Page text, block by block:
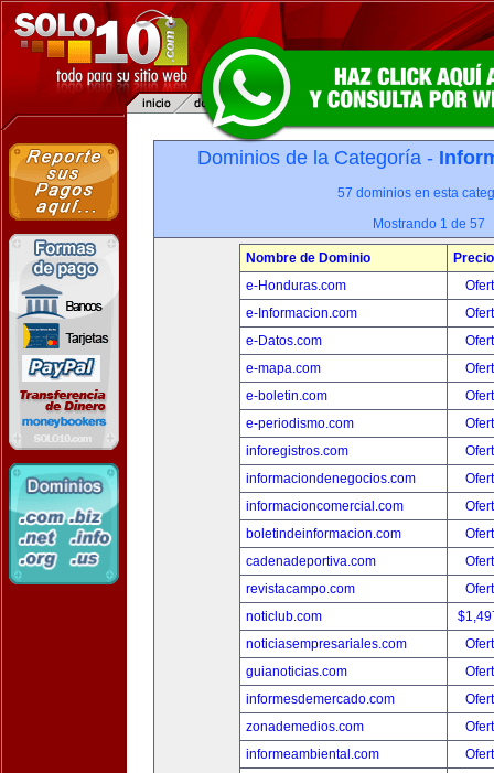
Dominios de la Categoría -
57 dominios en esta
Mostrando 1 de 57
Nombre de Dominio
Precio
e-Honduras.com
e-Informacion.com
e-Datos.com
e-mapa.com
e-boletin.com
e-periodismo.com
inforegistros.com
informaciondenegocios.com
informacioncomercial.com
boletindeinformacion.com
cadenadeportiva.com
revistacampo.com
noticlub.com
noticiasempresariales.com
guianoticias.com
informesdemercado.com
zonademedios.com
informeambiental.com